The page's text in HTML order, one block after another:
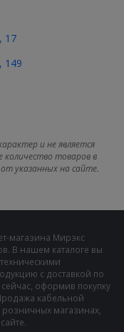
17
149
и не является
товаров в
указанных на сайте.
магазина Мирэкс
В нашем каталоге вы
с доставкой по
оформив покупку
кабельной
магазинах,